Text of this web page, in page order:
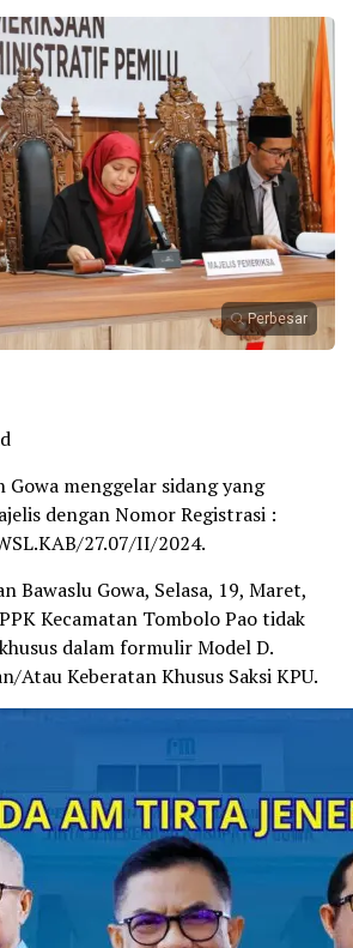
Perbesar
Gowa menggelar sidang yang
dengan Nomor Registrasi :
27.07/II/2024.
Bawaslu Gowa, Selasa, 19, Maret,
Kecamatan Tombolo Pao tidak
dalam formulir Model D.
Atau Keberatan Khusus Saksi KPU.